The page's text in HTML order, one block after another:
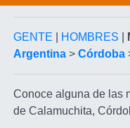
GENTE HOMBRES
Argentina > Córdoba
Conoce alguna de las
de Calamuchita,